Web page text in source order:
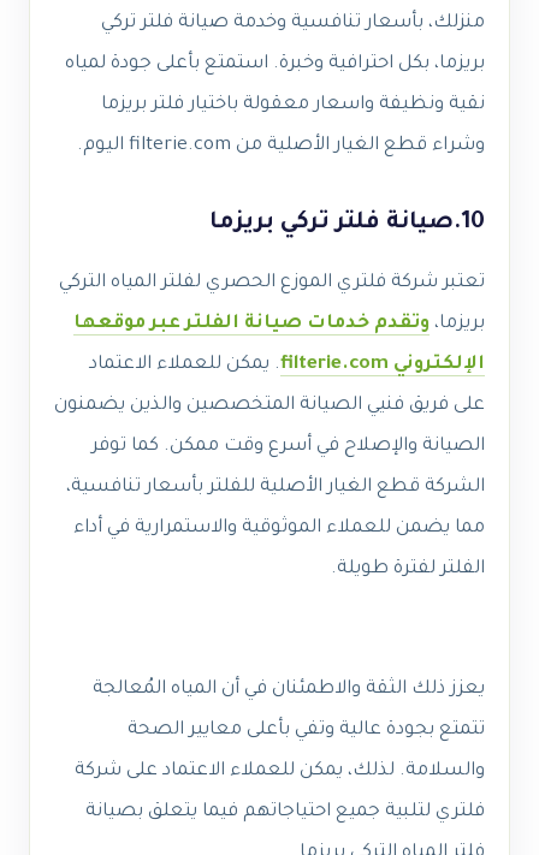
منزلك، بأسعار تنافسية وخدمة صيانة فلتر تركي
بريزما، بكل احترافية وخبرة. استمتع بأعلى جودة لمياه
نقية ونظيفة واسعار معقولة باختيار فلتر بريزما
وشراء قطع الغيار الأصلية من filterie.com اليوم.
10.صيانة فلتر تركي بريزما
تعتبر شركة فلتري الموزع الحصري لفلتر المياه التركي
بريزما، وتقدم خدمات صيانة الفلتر عبر موقعها
الإلكتروني filterie.com
. يمكن للعملاء الاعتماد
على فريق فنيي الصيانة المتخصصين والذين يضمنون
الصيانة والإصلاح في أسرع وقت ممكن. كما توفر
الشركة قطع الغيار الأصلية للفلتر بأسعار تنافسية،
مما يضمن للعملاء الموثوقية والاستمرارية في أداء
الفلتر لفترة طويلة.
يعزز ذلك الثقة والاطمئنان في أن المياه المُعالجة
تتمتع بجودة عالية وتفي بأعلى معايير الصحة
والسلامة. لذلك، يمكن للعملاء الاعتماد على شركة
فلتري لتلبية جميع احتياجاتهم فيما يتعلق بصيانة